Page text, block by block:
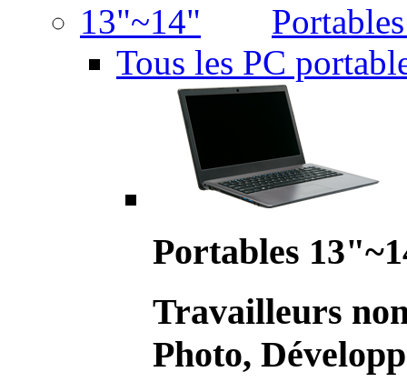
Tous les PC
Portables
Travailleurs
Photo,